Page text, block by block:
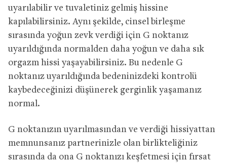
uyarılabilir ve tuvaletiniz gelmiş hissine
kapılabilirsiniz. Aynı şekilde, cinsel birleşme
sırasında yoğun zevk verdiği için G noktanız
uyarıldığında normalden daha yoğun ve daha sık
orgazm hissi yaşayabilirsiniz. Bu nedenle G
noktanız uyarıldığında bedeninizdeki kontrolü
kaybedeceğinizi düşünerek gerginlik yaşamanız
normal.
G noktanızın uyarılmasından ve verdiği hissiyattan
memnunsanız partnerinizle olan birlikteliğiniz
sırasında da ona G noktanızı keşfetmesi için fırsat